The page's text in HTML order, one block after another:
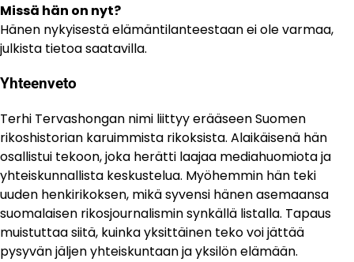
Missä hän on nyt?
Hänen nykyisestä elämäntilanteestaan ei ole varmaa,
julkista tietoa saatavilla.
Yhteenveto
Terhi Tervashongan nimi liittyy erääseen Suomen
rikoshistorian karuimmista rikoksista. Alaikäisenä hän
osallistui tekoon, joka herätti laajaa mediahuomiota ja
yhteiskunnallista keskustelua. Myöhemmin hän teki
uuden henkirikoksen, mikä syvensi hänen asemaansa
suomalaisen rikosjournalismin synkällä listalla. Tapaus
muistuttaa siitä, kuinka yksittäinen teko voi jättää
pysyvän jäljen yhteiskuntaan ja yksilön elämään.